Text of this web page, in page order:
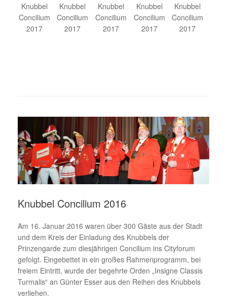
Knubbel
Concilium
2017
Knubbel
Concilium
2017
Knubbel
Concilium
2017
Knubbel
Concilium
2017
Knubbel
Concilium
2017
Knubbel Concilium 2016
Am 16. Januar 2016 waren über 300 Gäste aus der Stadt
und dem Kreis der Einladung des Knubbels der
Prinzengarde zum diesjährigen Concilium ins Cityforum
gefolgt. Eingebettet in ein großes Rahmenprogramm, bei
freiem Eintritt, wurde der begehrte Orden „Insigne Classis
Turmalis“ an Günter Esser aus den Reihen des Knubbels
verliehen.